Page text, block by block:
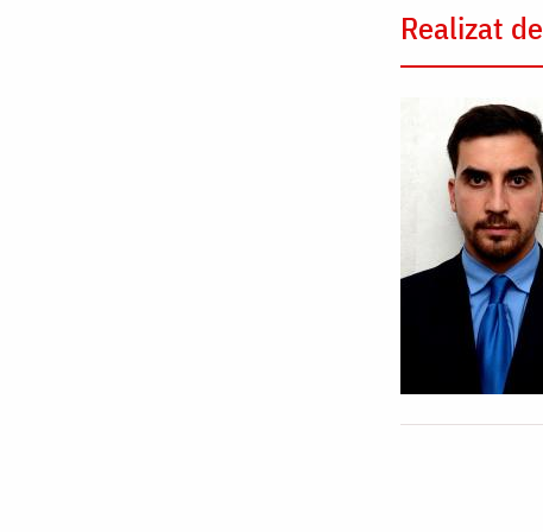
Realizat de